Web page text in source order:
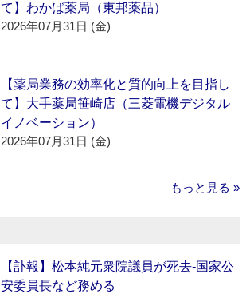
て】わかば薬局（東邦薬品）
2026年07月31日 (金)
【薬局業務の効率化と質的向上を目指し
て】大手薬局笹崎店（三菱電機デジタル
イノベーション）
2026年07月31日 (金)
もっと見る »
【訃報】松本純元衆院議員が死去‐国家公
安委員長など務める